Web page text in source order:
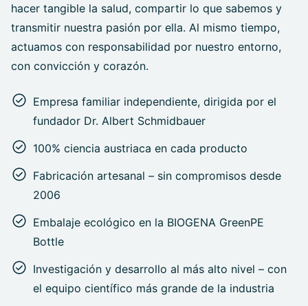
hacer tangible la salud, compartir lo que sabemos y
transmitir nuestra pasión por ella. Al mismo tiempo,
actuamos con responsabilidad por nuestro entorno,
con convicción y corazón.
Empresa familiar independiente, dirigida por el
fundador Dr. Albert Schmidbauer
100% ciencia austriaca en cada producto
Fabricación artesanal – sin compromisos desde
2006
Embalaje ecológico en la BIOGENA GreenPE
Bottle
Investigación y desarrollo al más alto nivel – con
el equipo científico más grande de la industria